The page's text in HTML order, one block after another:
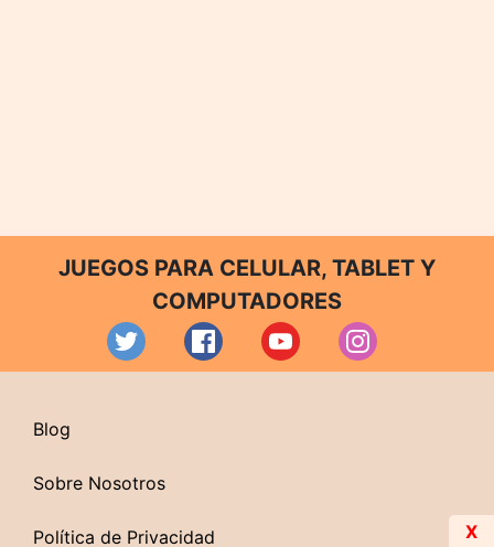
JUEGOS PARA CELULAR, TABLET Y
COMPUTADORES
Blog
Sobre Nosotros
Política de Privacidad X